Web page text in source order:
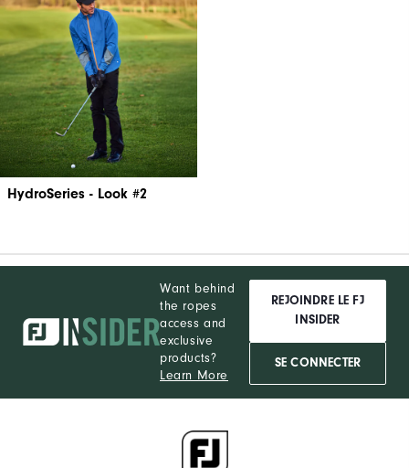
HydroSeries - Look #2
Want behind
the ropes
access and
exclusive
products?
Learn More
REJOINDRE LE FJ
INSIDER
SE CONNECTER